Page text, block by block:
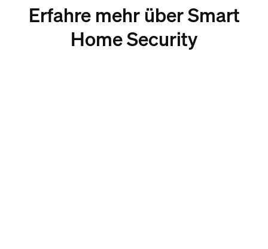
Erfahre mehr über Smart
Home Security